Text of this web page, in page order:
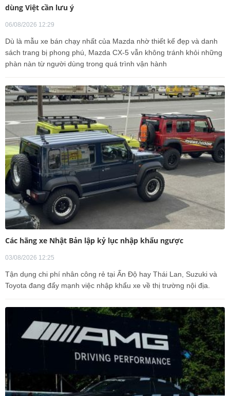
dùng Việt cần lưu ý
06/08/2026 12:29
Dù là mẫu xe bán chạy nhất của Mazda nhờ thiết kế đẹp và danh
sách trang bị phong phú, Mazda CX-5 vẫn không tránh khỏi những
phàn nàn từ người dùng trong quá trình vận hành
Các hãng xe Nhật Bản lập kỷ lục nhập khẩu ngược
03/08/2026 12:25
Tận dụng chi phí nhân công rẻ tại Ấn Độ hay Thái Lan, Suzuki và
Toyota đang đẩy mạnh việc nhập khẩu xe về thị trường nội địa.